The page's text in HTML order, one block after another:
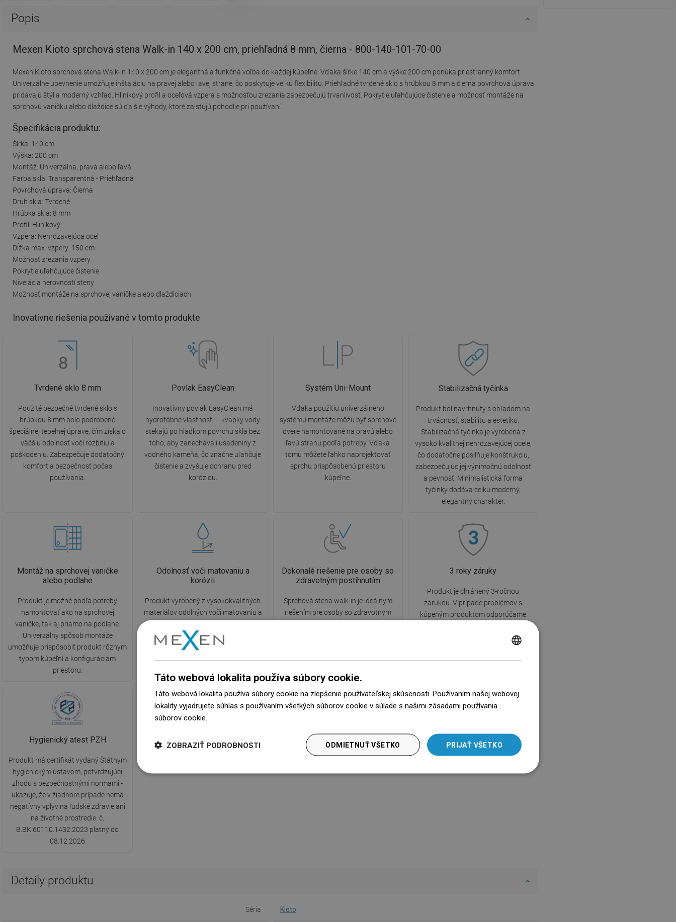
Popis
Mexen Kioto sprchová stena Walk-in 140 x 200 cm, priehľadná 8 mm, čierna - 800-140-101-70-00
Mexen Kioto sprchová stena Walk-in 140 x 200 cm je elegantná a funkčná voľba do každej kúpeľne. Vďaka šírke 140 cm a výške 200 cm ponúka priestranný komfort.
Univerzálne upevnenie umožňuje inštaláciu na pravej alebo ľavej strane, čo poskytuje veľkú flexibilitu. Priehľadné tvrdené sklo s hrúbkou 8 mm a čierna povrchová úprava
pridávajú štýl a moderný vzhľad. Hliníkový profil a oceľová vzpera s možnosťou zrezania zabezpečujú trvanlivosť. Pokrytie uľahčujúce čistenie a možnosť montáže na
sprchovú vaničku alebo dlaždice sú ďalšie výhody, ktoré zaisťujú pohodlie pri používaní.
Špecifikácia produktu:
Šírka: 140 cm
Výška: 200 cm
Montáž: Univerzálna, pravá alebo ľavá
Farba skla: Transparentná - Priehľadná
Povrchová úprava: Čierna
Druh skla: Tvrdené
Hrúbka skla: 8 mm
Profil: Hliníkový
Vzpera: Nehrdzavejúca oceľ
Dĺžka max. vzpery: 150 cm
Možnosť zrezania vzpery
Pokrytie uľahčujúce čistenie
Nivelácia nerovností steny
Možnosť montáže na sprchovej vaničke alebo dlaždiciach
Inovatívne riešenia používané v tomto produkte
Tvrdené sklo 8 mm
Použité bezpečné tvrdené sklo s
hrúbkou 8 mm bolo podrobené
špeciálnej tepelnej úprave, čím získalo
väčšiu odolnosť voči rozbitiu a
poškodeniu. Zabezpečuje dodatočný
komfort a bezpečnosť počas
používania.
Povlak EasyClean
Inovatívny povlak EasyClean má
hydrofóbne vlastnosti – kvapky vody
stekajú po hladkom povrchu skla bez
toho, aby zanechávali usadeniny z
vodného kameňa, čo značne uľahčuje
čistenie a zvyšuje ochranu pred
koróziou.
Systém Uni-Mount
Vďaka použitiu univerzálneho
systému montáže môžu byť sprchové
dvere namontované na pravú alebo
ľavú stranu podľa potreby. Vďaka
tomu môžete ľahko naprojektovať
sprchu prispôsobenú priestoru
kúpeľne.
Stabilizačná tyčinka
Produkt bol navrhnutý s ohľadom na
trvácnosť, stabilitu a estetiku.
Stabilizačná tyčinka je vyrobená z
vysoko kvalitnej nehrdzavejúcej ocele,
čo dodatočne posilňuje konštrukciu,
zabezpečujúc jej výnimočnú odolnosť
a pevnosť. Minimalistická forma
tyčinky dodáva celku moderný,
elegantný charakter.
Montáž na sprchovej vaničke
alebo podlahe
Produkt je možné podľa potreby
namontovať ako na sprchovej
vaničke, tak aj priamo na podlahe.
Univerzálny spôsob montáže
umožňuje prispôsobiť produkt rôznym
typom kúpeľní a konfiguráciám
priestoru.
Odolnosť voči matovaniu a
korózii
Produkt vyrobený z vysokokvalitných
materiálov odolných voči matovaniu a
korózii, vďaka čomu si zachováva svoj
atraktívny vzhľad a funkčnosť po dlhú
dobu používania, nezávisle od úrovne
vlhkosti v miestnosti.
Dokonalé riešenie pre osoby so
zdravotným postihnutím
Sprchová stena walk-in je ideálnym
riešením pre osoby so zdravotným
prahov a dverí. Používanie sprchy je
3 roky záruky
Produkt je chránený 3-ročnou
zárukou. V prípade problémov s
kúpeným produktom odporúčame
kontaktného formulára alebo
Hygienický atest PZH
Produkt má certifikát vydaný Štátnym
hygienickým ústavom, potvrdzujúci
zhodu s bezpečnostnými normami -
ukazuje, že v žiadnom prípade nemá
negatívny vplyv na ľudské zdravie ani
na životné prostredie. č.
B.BK.60110.1432.2023 platný do
08.12.2026
Detaily produktu
Séria Kioto
LITHUANIAN
ROMANIAN
Táto webová lokalita používa súbory cookie.
Táto webová lokalita používa súbory cookie na zlepšenie používateľskej skúsenosti. Používaním našej webovej
lokality vyjadrujete súhlas s používaním všetkých súborov cookie v súlade s našimi zásadami používania
súborov cookie.
PRIJAŤ VŠETKO
ODMIETNUŤ VŠETKO
ZOBRAZIŤ PODROBNOSTI